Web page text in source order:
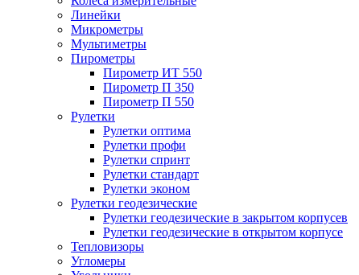
Линейки
Микрометры
Мультиметры
Пирометры
Пирометр ИТ 550
Пирометр П 350
Пирометр П 550
Рулетки
Рулетки оптима
Рулетки профи
Рулетки спринт
Рулетки стандарт
Рулетки эконом
Рулетки геодезические
Рулетки геодезические в закрытом корпусев
Рулетки геодезические в открытом корпусе
Тепловизоры
Угломеры